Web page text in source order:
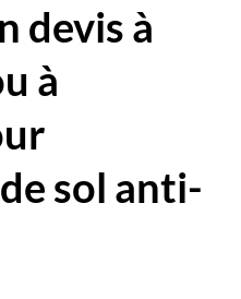
devis à
à
sol anti-